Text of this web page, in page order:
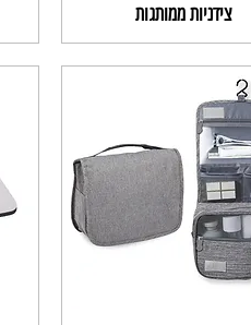
צידניות ממותגות